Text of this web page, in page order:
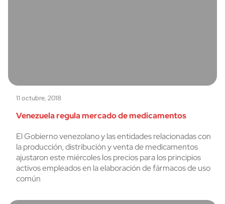
11 octubre, 2018
Venezuela regula mercado de medicamentos
El Gobierno venezolano y las entidades relacionadas con
la producción, distribución y venta de medicamentos
ajustaron este miércoles los precios para los principios
activos empleados en la elaboración de fármacos de uso
común